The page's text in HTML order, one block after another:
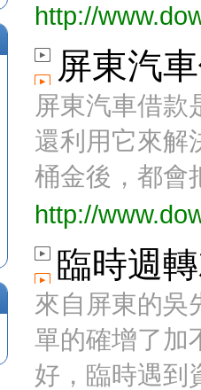
http://
屏東汽
屏東汽車借款
還利用它來解
桶金後，都會
http://
臨時週
來自屏東的吳
單的確增了加
好，臨時遇到